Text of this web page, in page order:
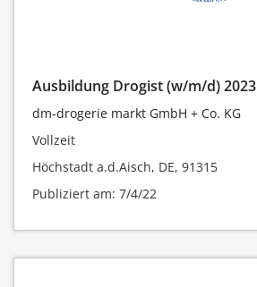
Ausbildung Drogist (w/m/d) 2023
dm-drogerie markt GmbH + Co. KG
Vollzeit
Höchstadt a.d.Aisch, DE, 91315
Publiziert am: 7/4/22